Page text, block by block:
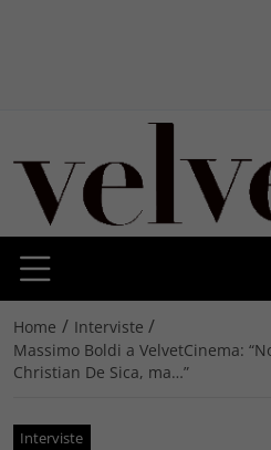
Home / Interviste /
Massimo Boldi a VelvetCinema:
Christian De Sica, ma…”
Interviste